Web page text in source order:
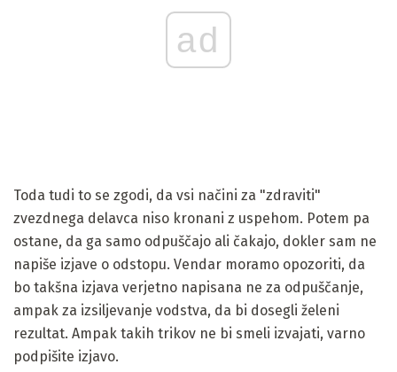
ad
Toda tudi to se zgodi, da vsi načini za "zdraviti"
zvezdnega delavca niso kronani z uspehom. Potem pa
ostane, da ga samo odpuščajo ali čakajo, dokler sam ne
napiše izjave o odstopu. Vendar moramo opozoriti, da
bo takšna izjava verjetno napisana ne za odpuščanje,
ampak za izsiljevanje vodstva, da bi dosegli želeni
rezultat. Ampak takih trikov ne bi smeli izvajati, varno
podpišite izjavo.